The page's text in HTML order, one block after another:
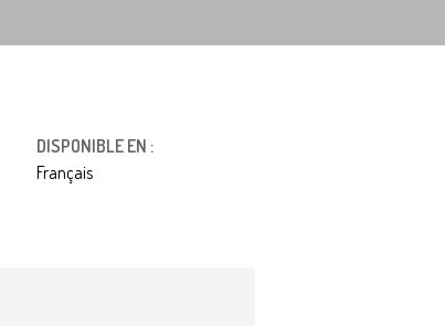
DISPONIBLE EN :
Français